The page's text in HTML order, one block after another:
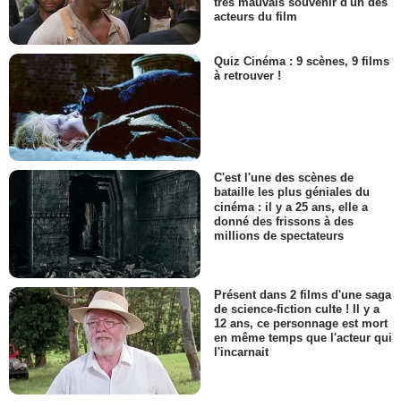
acteurs du film
Quiz Cinéma : 9 scènes, 9 films
à retrouver !
C'est l'une des scènes de
bataille les plus géniales du
cinéma : il y a 25 ans, elle a
donné des frissons à des
millions de spectateurs
Présent dans 2 films d'une saga
de science-fiction culte ! Il y a
12 ans, ce personnage est mort
en même temps que l'acteur qui
l'incarnait